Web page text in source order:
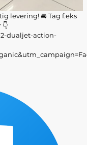
levering! 🚘 Tag f.eks
dualjet-action-